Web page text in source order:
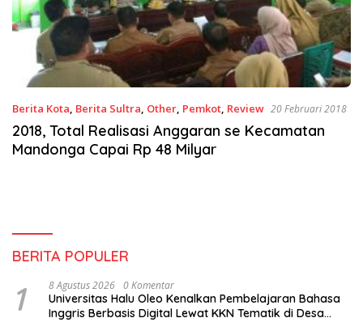
Berita Kota, Berita Sultra, Other, Pemkot, Review 20 Februari 2018
2018, Total Realisasi Anggaran se Kecamatan
Mandonga Capai Rp 48 Milyar
BERITA POPULER
1 8 Agustus 2026 0 Komentar
Universitas Halu Oleo Kenalkan Pembelajaran Bahasa
Inggris Berbasis Digital Lewat KKN Tematik di Desa